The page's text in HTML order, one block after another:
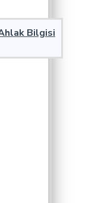
Bilgisi